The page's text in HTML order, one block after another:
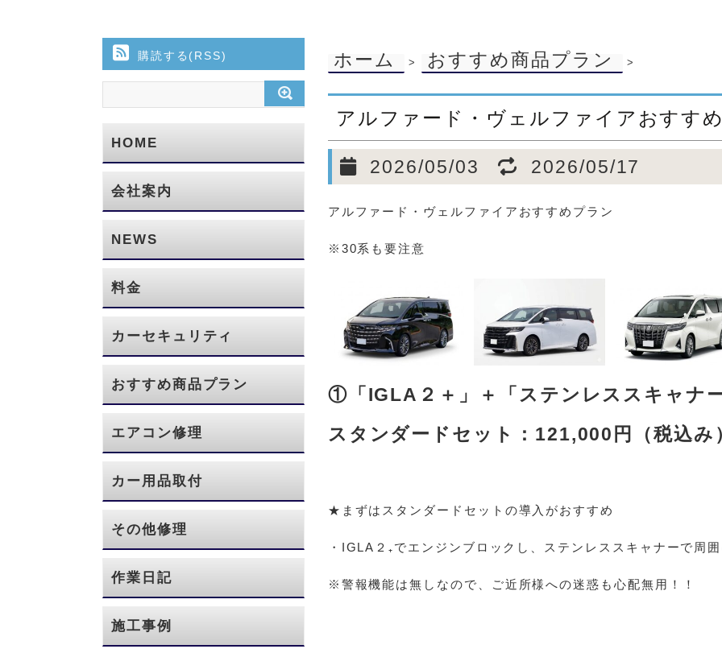
ホーム > おすすめ商品プラン >
アルファード・ヴェルファイアおすす
2026/05/03 2026/05/17
アルファード・ヴェルファイアおすすめプラン
※30系も要注意
①「IGLA２＋」＋「ステンレススキャナー
スタンダードセット：121,000円（税込み
★まずはスタンダードセットの導入がおすすめ
・IGLA２₊でエンジンブロックし、ステンレススキャナーで周囲
※警報機能は無しなので、ご近所様への迷惑も心配無用！！
購読する(RSS)
HOME
会社案内
NEWS
料金
カーセキュリティ
おすすめ商品プラン
エアコン修理
カー用品取付
その他修理
作業日記
施工事例